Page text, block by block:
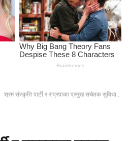
श्रम संस्कृति पार्टी र राप्रपाका प्रमुख सचेतक सुविधाबाट वञ्चित